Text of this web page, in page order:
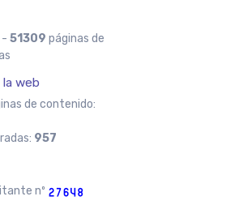
-51309 páginas de
web
de contenido:
957
nº